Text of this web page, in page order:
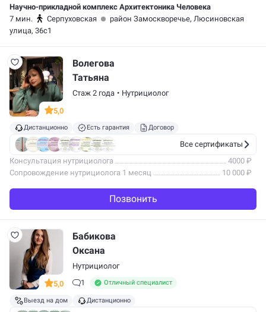
к сложившейся ситуации. Благодарна…
Научно-прикладной комплекс Архитектоника Человека
7 мин.
Серпуховская
район Замоскворечье, Люсиновская
улица, 36с1
5,0
Волегова
Татьяна
Стаж 2 года • Нутрициолог
Дистанционно Есть гарантия Договор
Все сертификаты
Консультация нутрициолога
4000 ₽
Сопровождение нутрициолога 1 месяц
10 000 ₽
Позвонить
5,0
Бабикова
Оксана
Нутрициолог
1
Отличный специалист
Выезд на дом Дистанционно